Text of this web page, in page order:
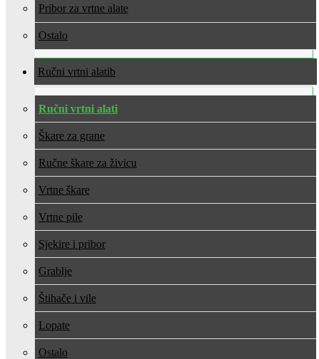
Pribor za vrtne alate
Ostalo
Ručni vrtni alati
Ručni vrtni alati
Škare za grane
Ručne škare za živicu
Vrtne škare
Vrtne pile
Sjekire i pribor
Grablje
Štihače i vile
Lopate
Ostalo